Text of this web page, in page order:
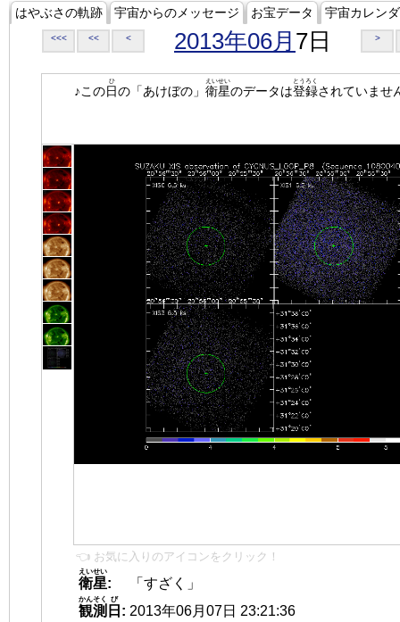
はやぶさの軌跡 宇宙からのメッセージ お宝データ 宇宙カレン
<<< << < 2013年06月 7日 >
♪この日
ひ
の「あけぼの」 衛星
えいせい
のデータは登録
とうろく
されていませ
👈 お気に入りのアイコンをクリック！
衛星
えいせい
:
「すざく」
観測
かんそく
日
び
: 2013年06月07日 23:21:36